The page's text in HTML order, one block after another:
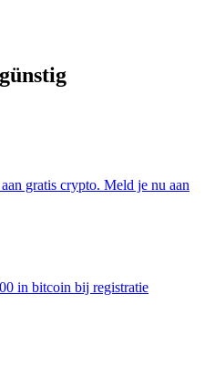
gratis crypto. Meld je nu aan
in bitcoin bij registratie